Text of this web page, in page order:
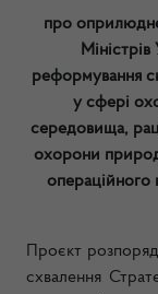
про
реформування
у сфері
середовища,
охорони
операційного
Проєкт
схвалення